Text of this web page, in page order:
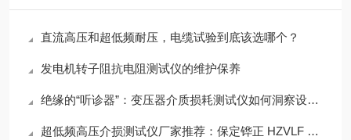
直流高压和超低频耐压，电缆试验到底该选哪个？
发电机转子阻抗电阻测试仪的维护保养
绝缘的“听诊器”：变压器介质损耗测试仪如何洞察设备健康
超低频高压介损测试仪厂家推荐：保定铧正 HZVLF 系列